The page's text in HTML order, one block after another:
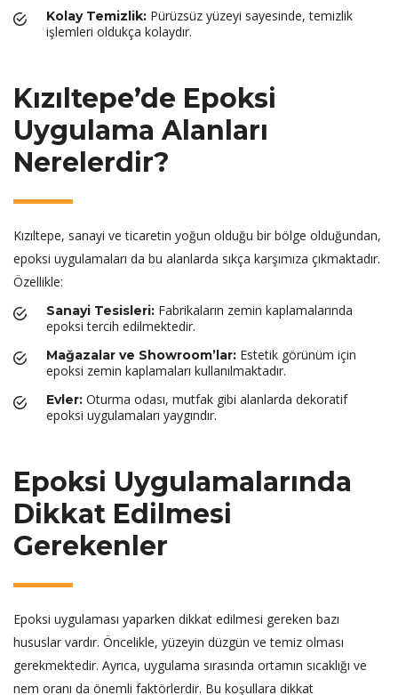
Kolay Temizlik: Pürüzsüz yüzeyi sayesinde, temizlik
işlemleri oldukça kolaydır.
Kızıltepe’de Epoksi
Uygulama Alanları
Nerelerdir?
Kızıltepe, sanayi ve ticaretin yoğun olduğu bir bölge olduğundan,
epoksi uygulamaları da bu alanlarda sıkça karşımıza çıkmaktadır.
Özellikle:
Sanayi Tesisleri: Fabrikaların zemin kaplamalarında
epoksi tercih edilmektedir.
Mağazalar ve Showroom’lar: Estetik görünüm için
epoksi zemin kaplamaları kullanılmaktadır.
Evler: Oturma odası, mutfak gibi alanlarda dekoratif
epoksi uygulamaları yaygındır.
Epoksi Uygulamalarında
Dikkat Edilmesi
Gerekenler
Epoksi uygulaması yaparken dikkat edilmesi gereken bazı
hususlar vardır. Öncelikle, yüzeyin düzgün ve temiz olması
gerekmektedir. Ayrıca, uygulama sırasında ortamın sıcaklığı ve
nem oranı da önemli faktörlerdir. Bu koşullara dikkat